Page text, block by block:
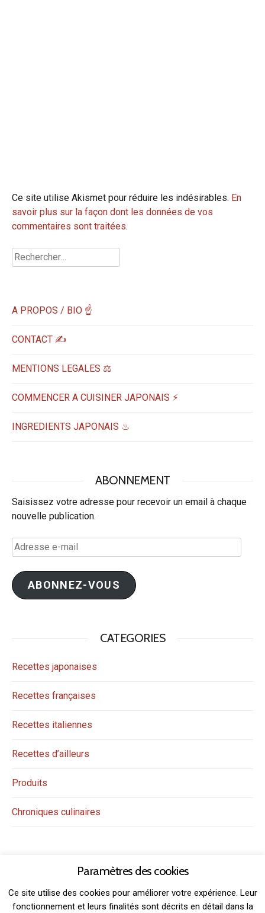
Ce site utilise Akismet pour réduire les indésirables. En
savoir plus sur la façon dont les données de vos
commentaires sont traitées.
Rechercher :
A PROPOS / BIO ☝
CONTACT ✍️
MENTIONS LEGALES ⚖️
COMMENCER A CUISINER JAPONAIS ⚡
INGREDIENTS JAPONAIS ♨
ABONNEMENT
Saisissez votre adresse pour recevoir un email à chaque
nouvelle publication.
Adresse
e-
mail
ABONNEZ-VOUS
CATEGORIES
Recettes japonaises
Recettes françaises
Recettes italiennes
Recettes d’ailleurs
Produits
Chroniques culinaires
Paramètres des cookies
Ce site utilise des cookies pour améliorer votre expérience. Leur
fonctionnement et leurs finalités sont décrits en détail dans la